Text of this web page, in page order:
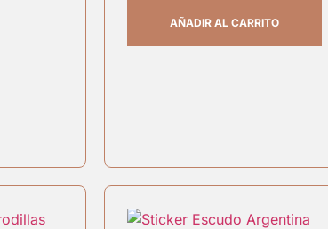
AÑADIR AL CARRITO